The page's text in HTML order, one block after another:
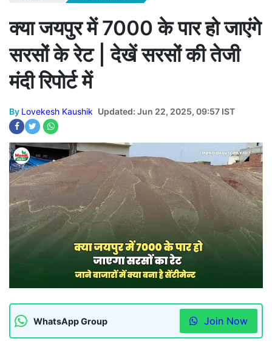
क्या जयपुर में 7000 के पार हो जाएंगे
सरसों के रेट | देखें सरसों की तेजी
मंदी रिपोर्ट में
By Lovekesh Kaushik Updated: Jun 22, 2025, 09:57 IST
WhatsApp Group Join Now